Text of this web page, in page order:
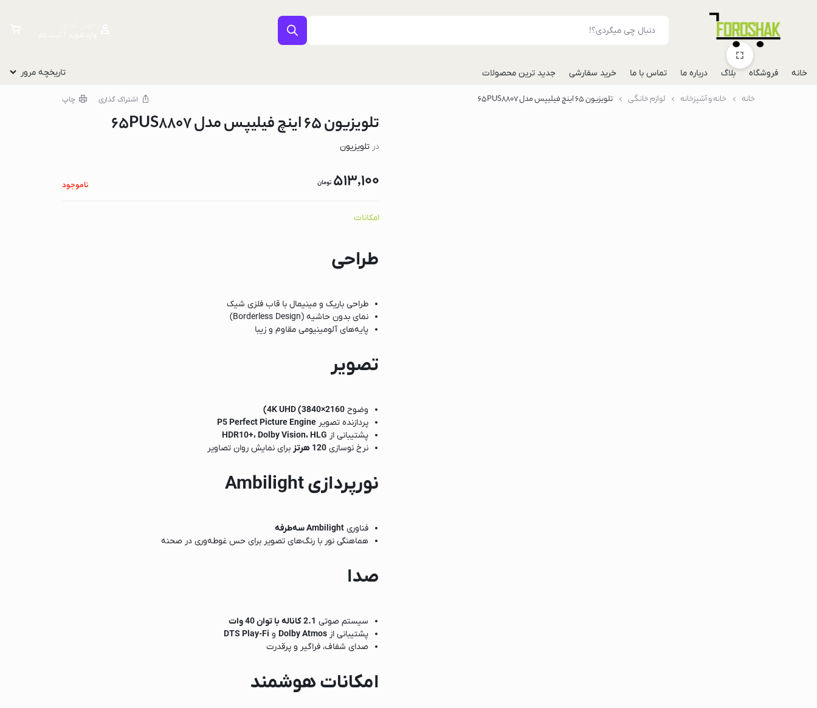
خانه فروشگاه بلاگ درباره ما تماس با ما خرید سفارشی جدید ترین محصولات تاریخچه مرور
خانه خانه و آشپزخانه لوازم خانگی تلویزیون 65 اینچ فیلیپس مدل 65PUS8807 اشتراک گذاری چاپ
تلویزیون 65 اینچ فیلیپس مدل 65PUS8807
درتلویزیون
513,100 تومان ناموجود
امکانات
طراحی
طراحی باریک و مینیمال با قاب فلزی شیک
نمای بدون حاشیه (Borderless Design)
پایه‌های آلومینیومی مقاوم و زیبا
تصویر
وضوح4K UHD (3840×2160)
پردازنده تصویرP5 Perfect Picture Engine
پشتیبانی از HDR10+، Dolby Vision، HLG
نرخ نوسازی120 هرتز برای نمایش روان تصاویر
نورپردازی Ambilight
فناوریAmbilight سه‌طرفه
هماهنگی نور با رنگ‌های تصویر برای حس غوطه‌وری در صحنه
صدا
سیستم صوتی 2.1 کاناله با توان 40 وات
پشتیبانی ازDolby Atmos و DTS Play-Fi
صدای شفاف، فراگیر و پرقدرت
امکانات هوشمند